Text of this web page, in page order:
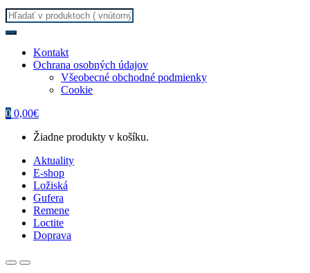
Search
for:
Kontakt
Ochrana osobných údajov
Všeobecné obchodné podmienky
Cookie
0 0,00€
Žiadne produkty v košíku.
Aktuality
E-shop
Ložiská
Gufera
Remene
Loctite
Doprava